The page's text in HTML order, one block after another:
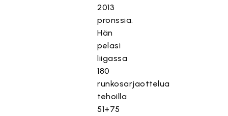
2013
pronssia.
Hän
pelasi
liigassa
180
runkosarjaottelua
tehoilla
51+75